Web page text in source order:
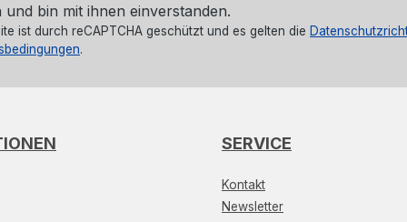
und bin mit ihnen einverstanden.
ist durch reCAPTCHA geschützt und es gelten die
.
SERVICE
Kontakt
Newsletter